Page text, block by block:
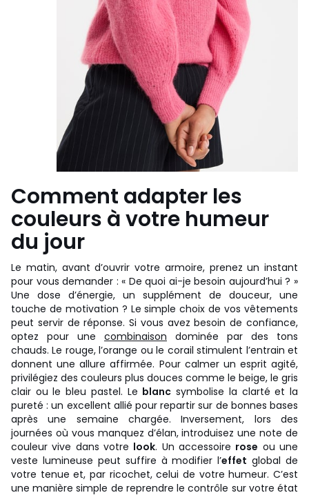
Comment adapter les
couleurs à votre humeur
du jour
Le matin, avant d’ouvrir votre armoire, prenez un instant
pour vous demander : « De quoi ai-je besoin aujourd’hui ? »
Une dose d’énergie, un supplément de douceur, une
touche de motivation ? Le simple choix de vos vêtements
peut servir de réponse. Si vous avez besoin de confiance,
optez pour une combinaison dominée par des tons
chauds. Le rouge, l’orange ou le corail stimulent l’entrain et
donnent une allure affirmée. Pour calmer un esprit agité,
privilégiez des couleurs plus douces comme le beige, le gris
clair ou le bleu pastel. Le blanc symbolise la clarté et la
pureté : un excellent allié pour repartir sur de bonnes bases
après une semaine chargée. Inversement, lors des
journées où vous manquez d’élan, introduisez une note de
couleur vive dans votre look. Un accessoire rose ou une
veste lumineuse peut suffire à modifier l’effet global de
votre tenue et, par ricochet, celui de votre humeur. C’est
une manière simple de reprendre le contrôle sur votre état